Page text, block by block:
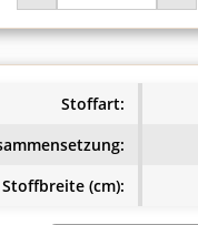
Stoffart:
Stoffbreite (cm):